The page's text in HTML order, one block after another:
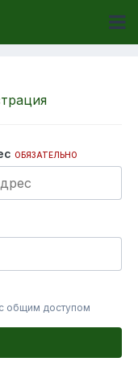
ОБЯЗАТЕЛЬНО
общим доступом